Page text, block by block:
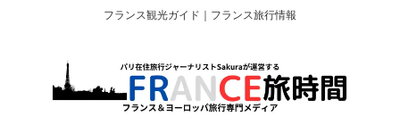
フランス観光ガイド｜フランス旅行情報